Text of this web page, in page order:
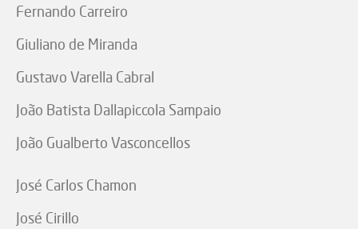
Fernando Carreiro
Giuliano de Miranda
Gustavo Varella Cabral
João Batista Dallapiccola Sampaio
João Gualberto Vasconcellos
José Carlos Chamon
José Cirillo